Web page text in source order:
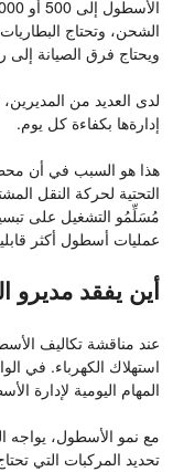
الشحن، وتحتاج
ويحتاج فرق الصيانة إلى
لدى العديد من
إدارةها بكفاءة كل يوم.
هذا هو السبب في أن
التحتية لحركة النقل
مُسَلِّمُو التشغيل على
عمليات أسطول أكثر
أين يفقد مديرو
عند مناقشة تكاليف
استهلاك الكهرباء. في
المهام اليومية لإدارة
مع نمو الأسطول، يواجه
تحديد المركبات التي